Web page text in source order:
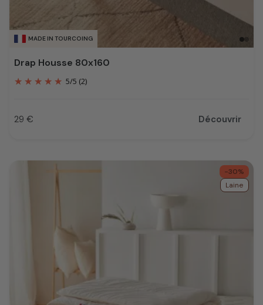
MADE IN TOURCOING
Drap Housse 80x160
5/5 (2)
Prix
29 € Découvrir
-30%
Laine